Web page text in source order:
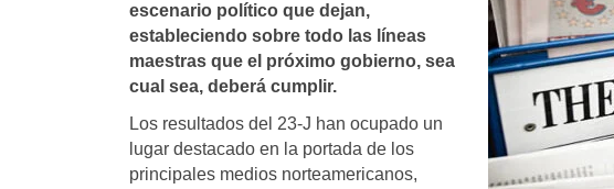
escenario político que dejan,
estableciendo sobre todo las líneas
maestras que el próximo gobierno, sea
cual sea, deberá cumplir.
Los resultados del 23-J han ocupado un
lugar destacado en la portada de los
principales medios norteamericanos,